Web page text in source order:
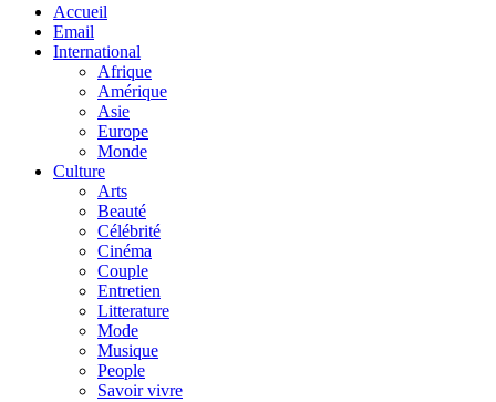
Accueil
Email
International
Afrique
Amérique
Asie
Europe
Monde
Culture
Arts
Beauté
Célébrité
Cinéma
Couple
Entretien
Litterature
Mode
Musique
People
Savoir vivre